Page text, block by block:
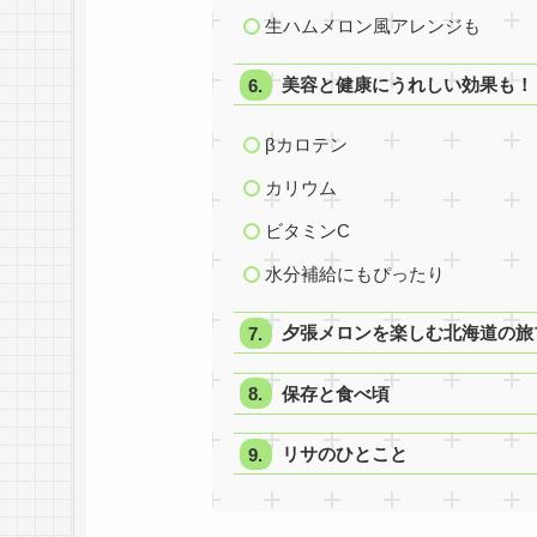
生ハムメロン風アレンジも
美容と健康にうれしい効果も！
βカロテン
カリウム
ビタミンC
水分補給にもぴったり
夕張メロンを楽しむ北海道の
保存と食べ頃
リサのひとこと